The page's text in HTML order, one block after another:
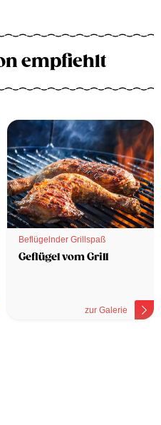
empfiehlt
Beflügelnder Grillspaß
Geflügel vom Grill
zur Galerie